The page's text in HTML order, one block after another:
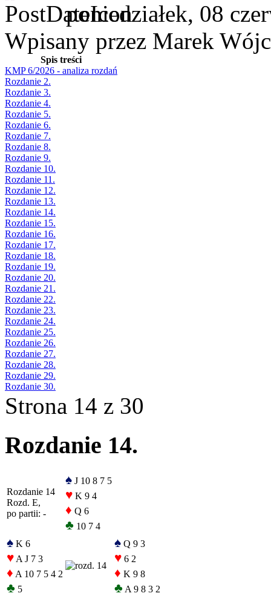
poniedziałek, 08
Wpisany przez Marek
Spis treści
KMP 6/2026 - analiza rozdań
Rozdanie 2.
Rozdanie 3.
Rozdanie 4.
Rozdanie 5.
Rozdanie 6.
Rozdanie 7.
Rozdanie 8.
Rozdanie 9.
Rozdanie 10.
Rozdanie 11.
Rozdanie 12.
Rozdanie 13.
Rozdanie 14.
Rozdanie 15.
Rozdanie 16.
Rozdanie 17.
Rozdanie 18.
Rozdanie 19.
Rozdanie 20.
Rozdanie 21.
Rozdanie 22.
Rozdanie 23.
Rozdanie 24.
Rozdanie 25.
Rozdanie 26.
Rozdanie 27.
Rozdanie 28.
Rozdanie 29.
Rozdanie 30.
Strona 14 z 30
Rozdanie 14.
Rozdanie 14
Rozd. E,
po partii: -
♠ J 10 8 7 5
♥ K 9 4
♦ Q 6
♣ 10 7 4
♠ K 6
♥ A J 7 3
♦ A 10 7 5 4 2
♣ 5
♠ Q 9 3
♥ 6 2
♦ K 9 8
♣ A 9 8 3 2